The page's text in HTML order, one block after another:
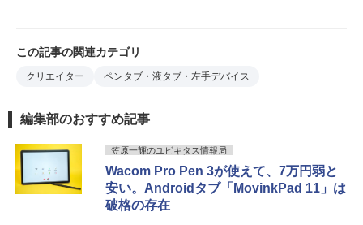
この記事の関連カテゴリ
クリエイター ペンタブ・液タブ・左手デバイス
編集部のおすすめ記事
笠原一輝のユビキタス情報局
Wacom Pro Pen 3が使えて、7万円弱と
安い。Androidタブ「MovinkPad 11」は
破格の存在